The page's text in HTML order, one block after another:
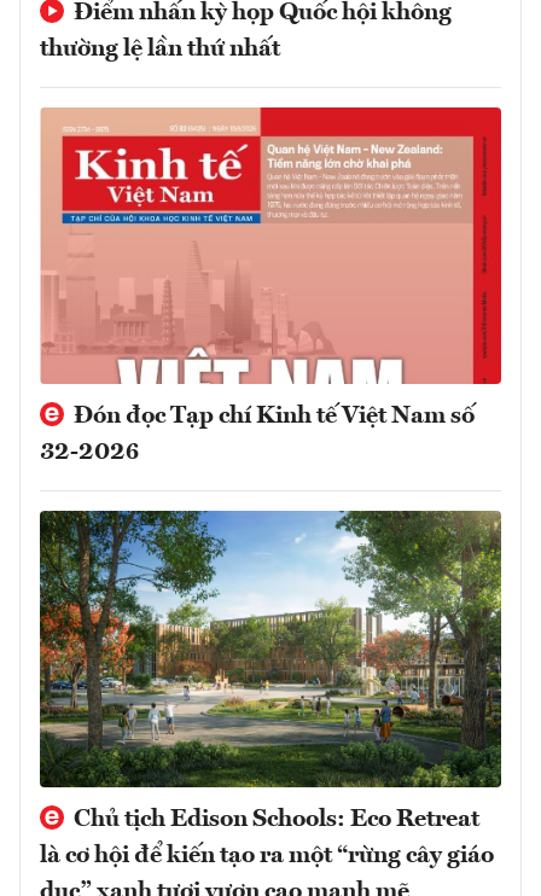
Điểm nhấn kỳ họp Quốc hội không
thường lệ lần thứ nhất
Đón đọc Tạp chí Kinh tế Việt Nam số
32-2026
Chủ tịch Edison Schools: Eco Retreat
là cơ hội để kiến tạo ra một “rừng cây giáo